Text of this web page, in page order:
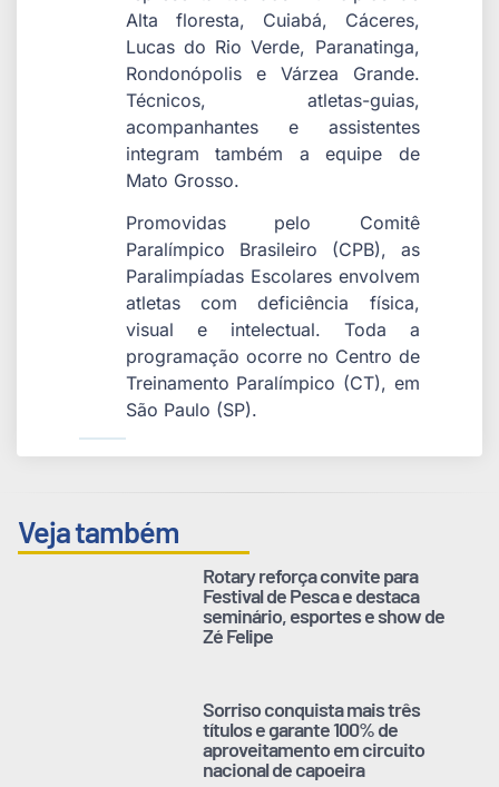
Alta floresta, Cuiabá, Cáceres,
Lucas do Rio Verde, Paranatinga,
Rondonópolis e Várzea Grande.
Técnicos, atletas-guias,
acompanhantes e assistentes
integram também a equipe de
Mato Grosso.
Promovidas pelo Comitê
Paralímpico Brasileiro (CPB), as
Paralimpíadas Escolares envolvem
atletas com deficiência física,
visual e intelectual. Toda a
programação ocorre no Centro de
Treinamento Paralímpico (CT), em
São Paulo (SP).
Veja também
Rotary reforça convite para
Festival de Pesca e destaca
seminário, esportes e show de
Zé Felipe
Sorriso conquista mais três
títulos e garante 100% de
aproveitamento em circuito
nacional de capoeira